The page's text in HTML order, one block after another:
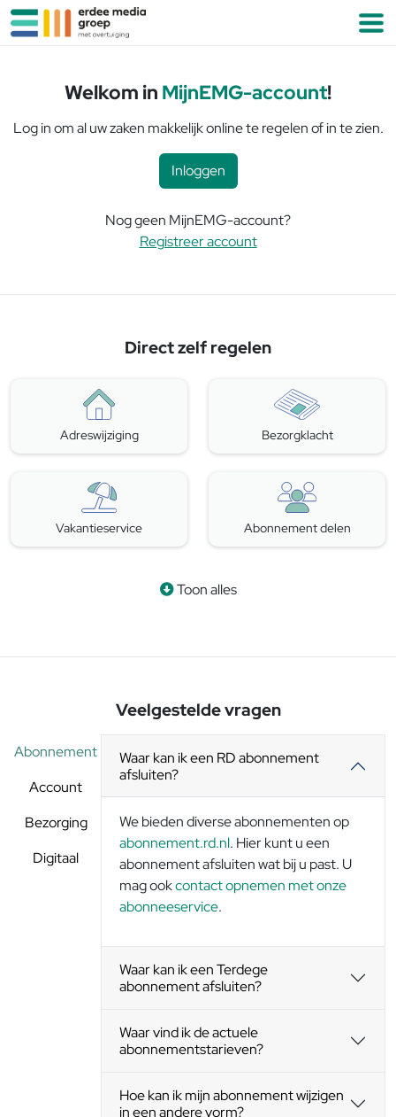
Ga naar de inhoud
Welkom in MijnEMG-account!
Log in om al uw zaken makkelijk online te regelen of in te zien.
Inloggen
Nog geen MijnEMG-account?
Registreer account
Direct zelf regelen
Adreswijziging Bezorgklacht
Vakantieservice Abonnement delen
Toon alles
E-mailvoorkeuren
Vraag aan redactie
Gegevens wijzigen
Wachtwoord wijzigen
Veelgestelde vragen
Abonnement
Account
Bezorging
Digitaal
Waar kan ik een RD abonnement
afsluiten?
We bieden diverse abonnementen op
abonnement.rd.nl. Hier kunt u een
abonnement afsluiten wat bij u past. U
mag ookcontact opnemen met onze
abonneeservice.
Waar kan ik een Terdege
abonnement afsluiten?
Waar vind ik de actuele
abonnementstarieven?
Hoe kan ik mijn abonnement wijzigen
in een andere vorm?